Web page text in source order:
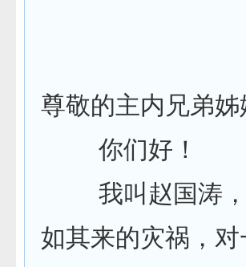
感
尊敬的主内兄弟姊
你们好！
我叫赵国涛，
如其来的灾祸，